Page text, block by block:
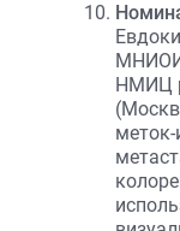
МНИОИ
НМИЦ